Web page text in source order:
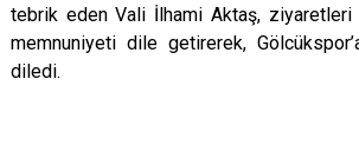
tebrik eden Vali İlhami Aktaş,
memnuniyeti dile getirerek,
diledi.